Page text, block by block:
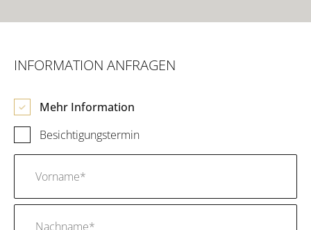
INFORMATION ANFRAGEN
Mehr Information
Besichtigungstermin